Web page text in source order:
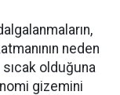
neden
olduğuna
gizemini